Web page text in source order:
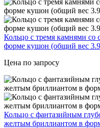
Кольцо с тремя камнями со
форме кушон (общий вес
Цена по запросу
Кольцо с фантазийным
желтым бриллиантом в